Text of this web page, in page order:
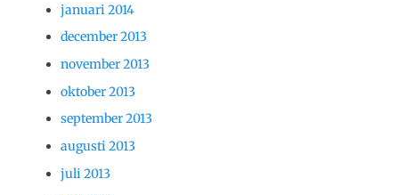
januari 2014
december 2013
november 2013
oktober 2013
september 2013
augusti 2013
juli 2013